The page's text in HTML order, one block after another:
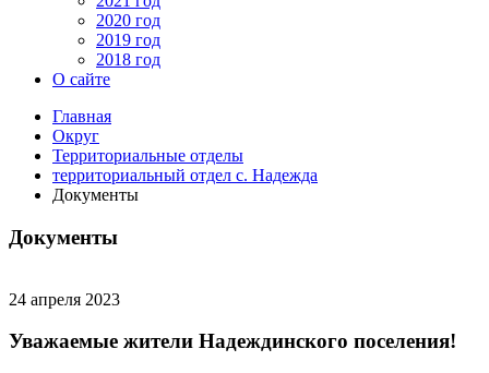
2020 год
2019 год
2018 год
О сайте
Главная
Округ
Территориальные отделы
территориальный отдел с. Надежда
Документы
Документы
24 апреля 2023
Уважаемые жители Надеждинского поселения!